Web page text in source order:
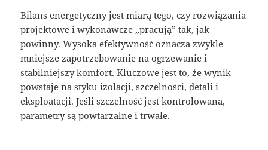
Bilans energetyczny jest miarą tego, czy rozwiązania
projektowe i wykonawcze „pracują” tak, jak
powinny. Wysoka efektywność oznacza zwykle
mniejsze zapotrzebowanie na ogrzewanie i
stabilniejszy komfort. Kluczowe jest to, że wynik
powstaje na styku izolacji, szczelności, detali i
eksploatacji. Jeśli szczelność jest kontrolowana,
parametry są powtarzalne i trwałe.